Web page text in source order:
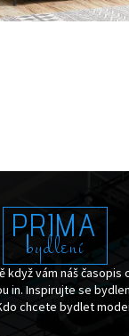
PRIMA
bydlení
když vám náš časopis
in. Inspirujte se
chcete bydlet